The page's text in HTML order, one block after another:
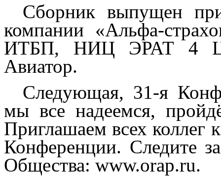
Сборник выпущен
компании
ИТБП, НИЦ ЭРАТ
Авиатор.
Следующая, 31-я
мы все надеемся,
Приглашаем всех коллег
Конференции. Следите
Общества: www.orap.ru.